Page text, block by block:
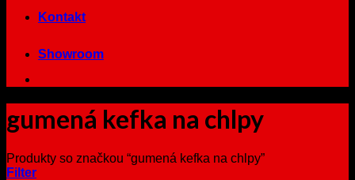
Kontakt
Showroom
gumená kefka na chlpy
Produkty so značkou “gumená kefka na chlpy”
Filter